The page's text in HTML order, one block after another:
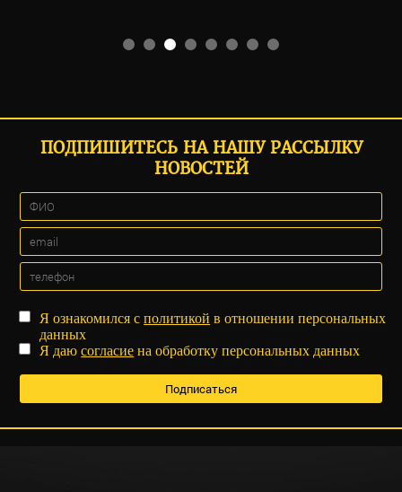
ПОДПИШИТЕСЬ НА НАШУ РАССЫЛКУ
НОВОСТЕЙ
Я ознакомился сполитикой в отношении персональных
данных
Я даюсогласие на обработку персональных данных